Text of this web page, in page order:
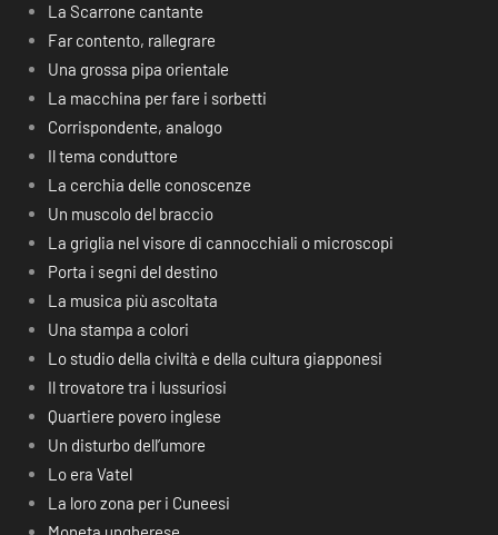
La Scarrone cantante
Far contento, rallegrare
Una grossa pipa orientale
La macchina per fare i sorbetti
Corrispondente, analogo
Il tema conduttore
La cerchia delle conoscenze
Un muscolo del braccio
La griglia nel visore di cannocchiali o microscopi
Porta i segni del destino
La musica più ascoltata
Una stampa a colori
Lo studio della civiltà e della cultura giapponesi
Il trovatore tra i lussuriosi
Quartiere povero inglese
Un disturbo dell’umore
Lo era Vatel
La loro zona per i Cuneesi